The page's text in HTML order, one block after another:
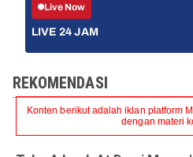
Live Now
LIVE 24 JAM